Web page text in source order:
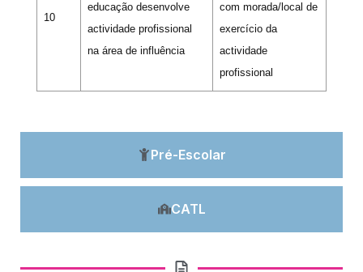
Pré-Escolar
CATL
10
educação desenvolve
actividade profissional
na área de influência
com morada/local de
exercício da
actividade
profissional